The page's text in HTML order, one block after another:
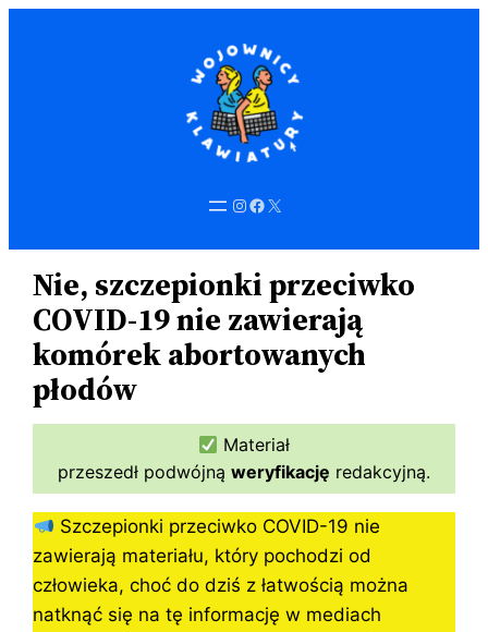
Instagram
Facebook
X
Nie, szczepionki przeciwko
COVID-19 nie zawierają
komórek abortowanych
płodów
Materiał
przeszedł podwójną weryfikację redakcyjną.
Szczepionki przeciwko COVID-19 nie
zawierają materiału, który pochodzi od
człowieka, choć do dziś z łatwością można
natknąć się na tę informację w mediach